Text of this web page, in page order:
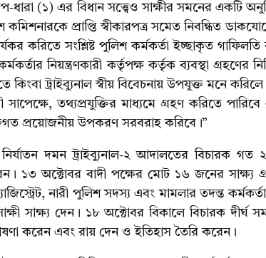
ধারা (১) এর বিধান সত্ত্বেও সাক্ষীর সমনের একটি
কমিশনারকে প্রাপ্তি স্বীকারপত্র সমেত নিবন্ধিত
করিতে সংশ্লিষ্ট পুলিশ কর্মকর্তা ইচ্ছাকৃত গাফিলতি
নিয়ন্ত্রণকারী কর্তৃপক্ষ কর্তৃক ব্যবস্থা গ্রহণের
ট্রাইব্যুনাল স্বীয় বিবেচনায় উপযুক্ত মনে
তথ্যপ্রযুক্তির মাধ্যমে গ্রহণ করিতে
প্রয়োজনীয় উপকরণ সরবরাহ করিবে।”
নির্যাতন দমন ট্রাইব্যুনাল-২ আদালতের বিচারক
১৩ অক্টোবর বাদী পক্ষের মোট ১৬ জনের সাক্ষ্য
নারী পুলিশ সদস্য এবং মামলার তদন্ত
সাক্ষ্য দেন। ১৮ অক্টোবর বিকালে বিচারক দীর্ঘ
করেন এবং রায় দেন ও ইতিহাস তৈরি করেন।